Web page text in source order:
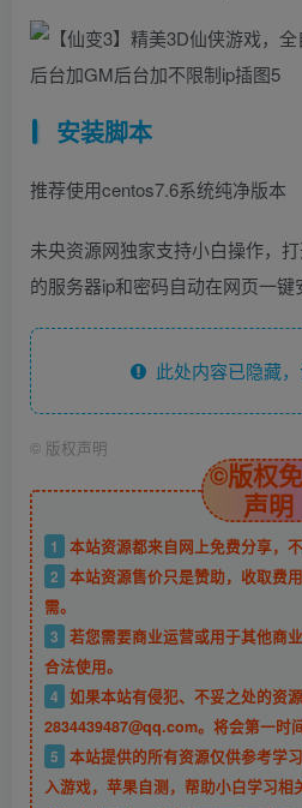
安装脚本
推荐使用centos7.6系统纯净版本
未央资源网独家支持小白操作，
的服务器ip和密码自动在网页一键
此处内容已隐藏，
© 版权声明
©版权
声明
1
本站资源都来自网上免费分享，
2 本站资源售价只是赞助，收取费
需。
3 若您需要商业运营或用于其他商
合法使用。
4 如果本站有侵犯、不妥之处的资
2834439487@qq.com。将会第一时
5 本站提供的所有资源仅供参考学
入游戏，苹果自测，帮助小白学习相